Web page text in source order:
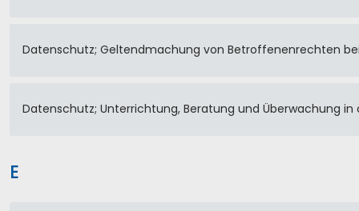
Datenschutz; Geltendmachung von Betroffenenrechten
Datenschutz; Unterrichtung, Beratung und Überwachung
E